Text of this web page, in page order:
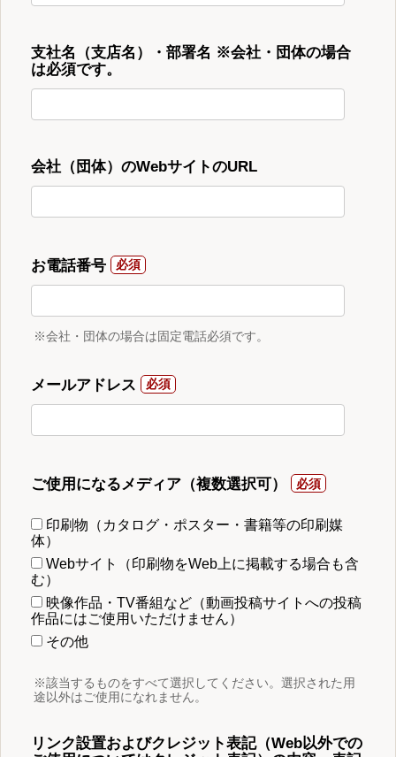
支社名（支店名）・部署名 ※会社・団体の場合
は必須です。
会社（団体）のWebサイトのURL
お電話番号
※会社・団体の場合は固定電話必須です。
メールアドレス
ご使用になるメディア（複数選択可）
印刷物（カタログ・ポスター・書籍等の印刷媒
体）
Webサイト（印刷物をWeb上に掲載する場合も含
む）
映像作品・TV番組など（動画投稿サイトへの投稿
作品にはご使用いただけません）
その他
※該当するものをすべて選択してください。選択された用
途以外はご使用になれません。
リンク設置およびクレジット表記（Web以外での